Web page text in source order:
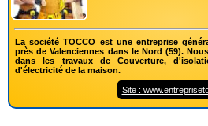
La société TOCCO est une entreprise
près de Valenciennes dans le Nord (59).
dans les travaux de Couverture,
d'électricité de la maison.
Site :